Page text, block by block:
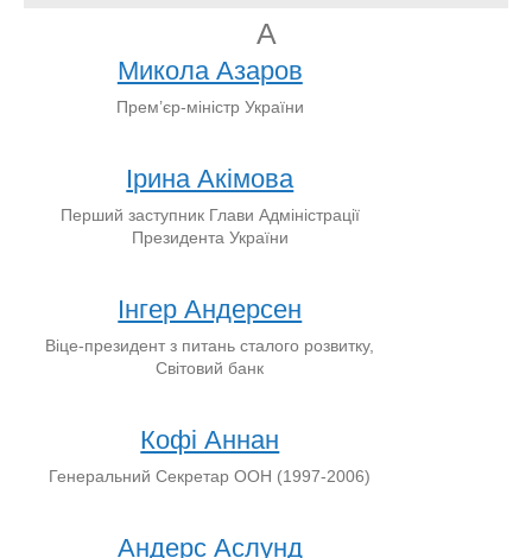
А
Микола Азаров
Прем’єр-міністр України
Ірина Акімова
Перший заступник Глави Адміністрації
Президента України
Інгер Андерсен
Віце-президент з питань сталого розвитку,
Світовий банк
Кофі Аннан
Генеральний Секретар ООН (1997-2006)
Андерс Аслунд